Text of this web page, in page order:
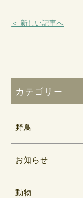
＜ 新しい記事へ
カテゴリー
野鳥
お知らせ
動物